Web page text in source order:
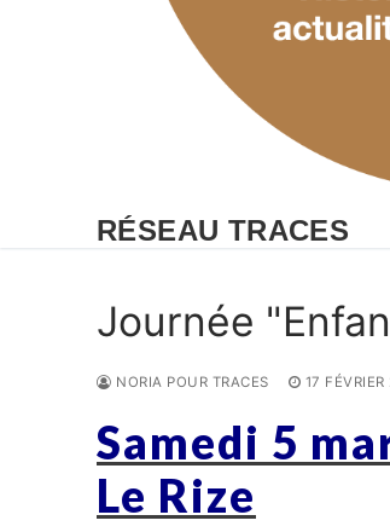
RÉSEAU TRACES
Journée
NORIA POUR TRACES 17
Samedi 5
Le Rize